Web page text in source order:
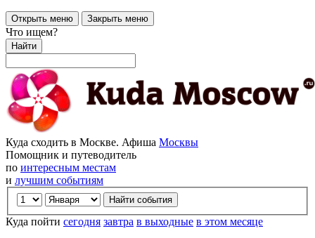
Открыть меню Закрыть меню
Что ищем?
Найти
Куда сходить в Москве. Афиша Москвы
Помощник и путеводитель
по интересным местам
и лучшим событиям
Куда пойти сегодня завтра в выходные в этом месяце